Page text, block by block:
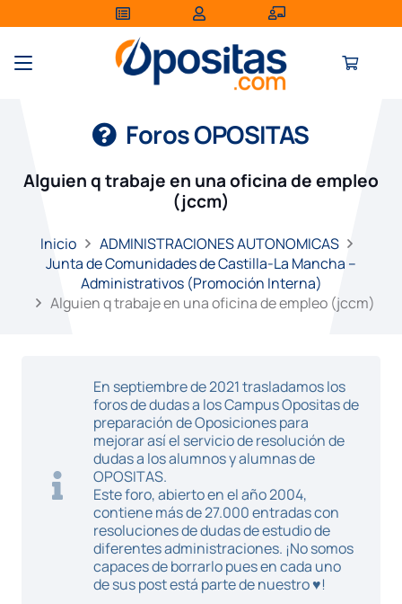
Foros OPOSITAS
Alguien q trabaje en una oficina de empleo
(jccm)
Inicio
ADMINISTRACIONES AUTONOMICAS
Junta de Comunidades de Castilla-La Mancha –
Administrativos (Promoción Interna)
Alguien q trabaje en una oficina de empleo (jccm)
En septiembre de 2021 trasladamos los
foros de dudas a los Campus Opositas de
preparación de Oposiciones para
mejorar así el servicio de resolución de
dudas a los alumnos y alumnas de
OPOSITAS.
Este foro, abierto en el año 2004,
contiene más de 27.000 entradas con
resoluciones de dudas de estudio de
diferentes administraciones. ¡No somos
capaces de borrarlo pues en cada uno
de sus post está parte de nuestro ♥!